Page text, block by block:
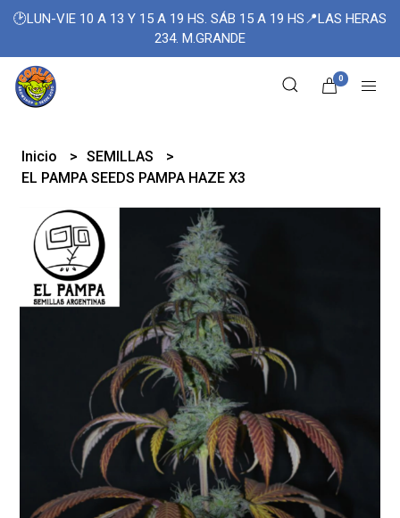
🕑LUN-VIE 10 A 13 Y 15 A 19 HS. SÁB 15 A 19 HS📍LAS HERAS
234. M.GRANDE
0
Inicio
SEMILLAS
EL PAMPA SEEDS PAMPA HAZE X3